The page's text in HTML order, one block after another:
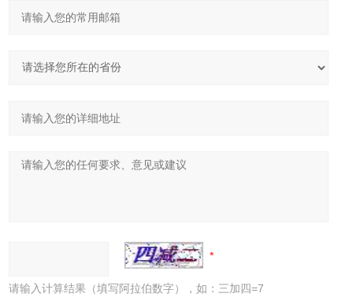
请输入计算结果（填写阿拉伯数字），如：三加四=7